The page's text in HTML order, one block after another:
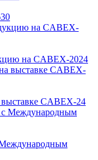
на CABEX-2024
CABEX-24